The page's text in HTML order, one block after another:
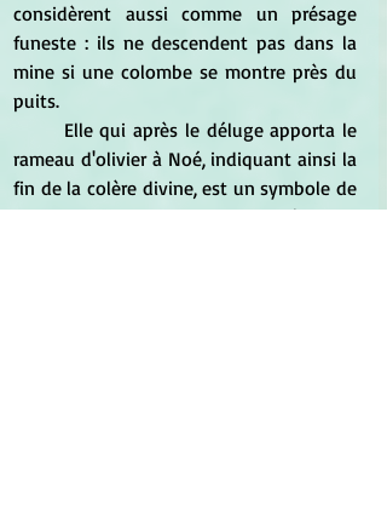
considèrent aussi comme un présage
funeste : ils ne descendent pas dans la
mine si une colombe se montre près du
puits.
rameau d'olivier à Noé, indiquant ainsi la
fin de la colère divine, est un symbole de
paix bien connu : lorsque, au début de